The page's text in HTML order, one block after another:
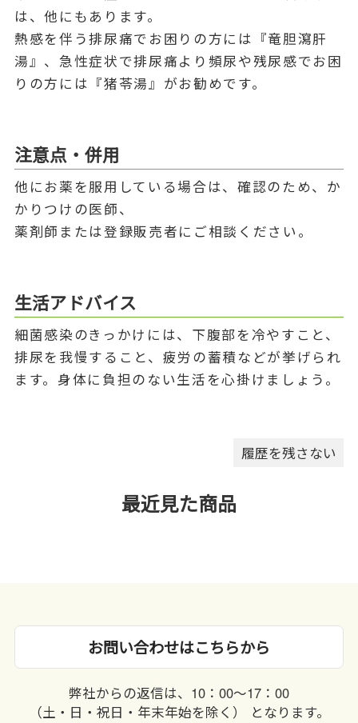
は、他にもあります。
熱感を伴う排尿痛でお困りの方には『竜胆瀉肝
湯』、急性症状で排尿痛より頻尿や残尿感でお困
りの方には『猪苓湯』がお勧めです。
注意点・併用
他にお薬を服用している場合は、確認のため、か
かりつけの医師、
薬剤師または登録販売者にご相談ください。
生活アドバイス
細菌感染のきっかけには、下腹部を冷やすこと、
排尿を我慢すること、疲労の蓄積などが挙げられ
ます。身体に負担のない生活を心掛けましょう。
履歴を残さない
最近見た商品
お問い合わせはこちらから
弊社からの返信は、10：00〜17：00
（土・日・祝日・年末年始を除く） となります。